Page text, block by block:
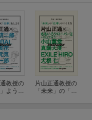
教授の
ように
片山正通教授の
「未来」の「仕